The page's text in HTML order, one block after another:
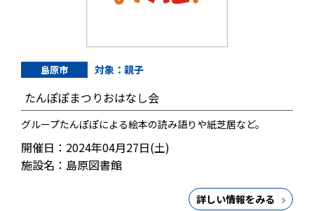
島原市 対象：親子
たんぽぽまつりおはなし会
グループたんぽぽによる絵本の読み語りや紙芝居など。
開催日：2024年04月27日(土)
施設名：島原図書館
詳しい情報をみる